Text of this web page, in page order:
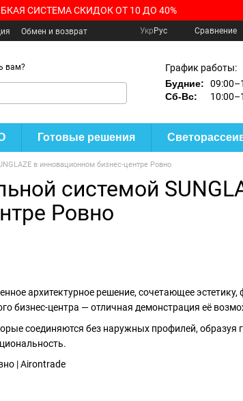
СИСТЕМА СКИДОК ОТ 10 ДО 40%
Обмен и возврат
Укр Рус Сравнение
вам?
График работы:
Будние:
Сб-Вс:
Готовые решения
в инновационном бизнес-центре Ровно
системой
Ровно
архитектурное решение, сочетающее
бизнес-центра — отличная демонстрация её
соединяются без наружных профилей, образуя